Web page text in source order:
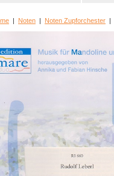
| Noten | Noten Zupforchester |